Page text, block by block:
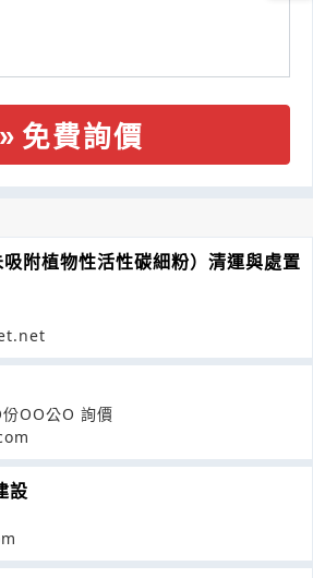
免費詢價
附植物性活性碳細粉）清運與處置
OO公O 詢價
設